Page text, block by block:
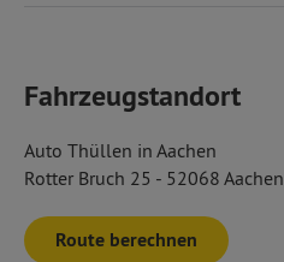
Fahrzeugstandort
Auto Thüllen in Aachen
Rotter Bruch 25 - 52068 Aachen
Route berechnen